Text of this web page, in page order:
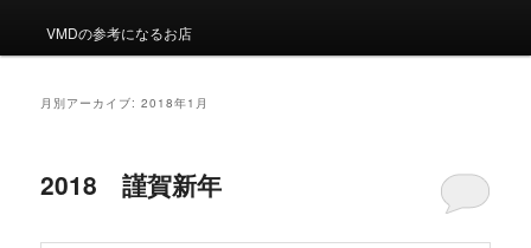
ュ
VMDの参考になるお店
月別アーカイブ:2018年1月
2018 謹賀新年